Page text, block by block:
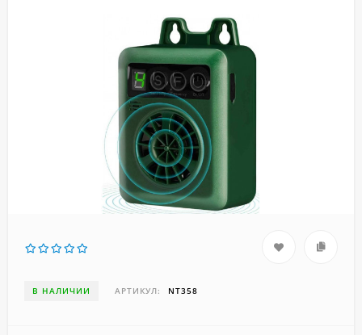
В НАЛИЧИИ АРТИКУЛ: NT358